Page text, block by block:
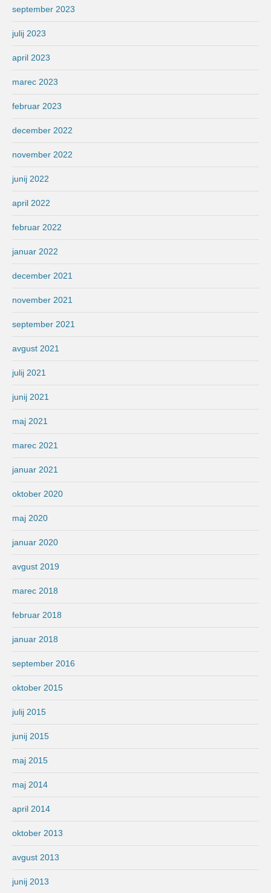
september 2023
julij 2023
april 2023
marec 2023
februar 2023
december 2022
november 2022
junij 2022
april 2022
februar 2022
januar 2022
december 2021
november 2021
september 2021
avgust 2021
julij 2021
junij 2021
maj 2021
marec 2021
januar 2021
oktober 2020
maj 2020
januar 2020
avgust 2019
marec 2018
februar 2018
januar 2018
september 2016
oktober 2015
julij 2015
junij 2015
maj 2015
maj 2014
april 2014
oktober 2013
avgust 2013
junij 2013